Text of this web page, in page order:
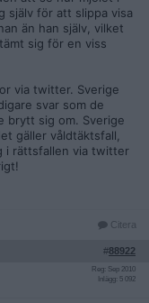
själv för att slippa visa
än han själv, vilket
sig för en viss
via twitter. Sverige
svar som de
brytt sig om. Sverige
gäller våldtäktsfall,
i rättsfallen via twitter
Citera
#88922
Reg: Sep 2010
Inlägg: 5 092